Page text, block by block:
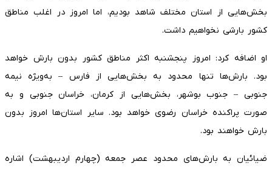
بخش‌هایی از استان مختلف شاهد بودیم، اما امروز در اغلب مناطق
کشور بارشی نخواهیم داشت.
او اضافه کرد: امروز پنجشنبه اکثر مناطق کشور بدون بارش خواهد
بود. بارش‌ها تنها محدود به بخش‌هایی از فارس – به‌ویژه نیمه
جنوبی – جنوب بوشهر، بخش‌هایی از کرمان، خراسان جنوبی و به
صورت پراکنده خراسان رضوی خواهد بود. سایر استان‌ها امروز بدون
بارش خواهند بود.
ضیائیان به بارش‌های محدود عصر جمعه (چهارم اردیبهشت) اشاره